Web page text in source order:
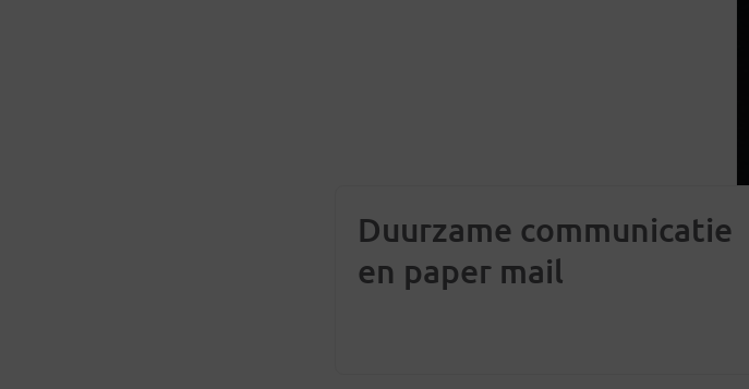
Duurzame communicatie
en paper mail